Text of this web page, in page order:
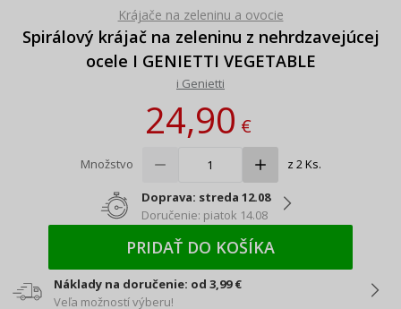
Krájače na zeleninu a ovocie
Spirálový krájač na zeleninu z nehrdzavejúcej
ocele I GENIETTI VEGETABLE
i Genietti
24,90€
Množstvo z 2 Ks.
Doprava: streda 12.08
Doručenie: piatok 14.08
PRIDAŤ DO KOŠÍKA
Náklady na doručenie: od 3,99 €
Veľa možností výberu!